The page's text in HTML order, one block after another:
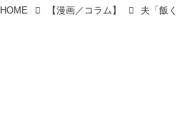
HOME 【漫画／コラム】